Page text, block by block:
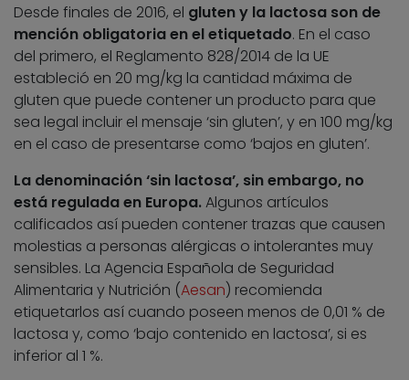
Desde finales de 2016, el gluten y la lactosa son de
mención obligatoria en el etiquetado. En el caso
del primero, el Reglamento 828/2014 de la UE
estableció en 20 mg/kg la cantidad máxima de
gluten que puede contener un producto para que
sea legal incluir el mensaje ‘sin gluten’, y en 100 mg/kg
en el caso de presentarse como ‘bajos en gluten’.
La denominación ‘sin lactosa’, sin embargo, no
está regulada en Europa.Algunos artículos
calificados así pueden contener trazas que causen
molestias a personas alérgicas o intolerantes muy
sensibles. La Agencia Española de Seguridad
Alimentaria y Nutrición (Aesan) recomienda
etiquetarlos así cuando poseen menos de 0,01 % de
lactosa y, como ‘bajo contenido en lactosa’, si es
inferior al 1 %.